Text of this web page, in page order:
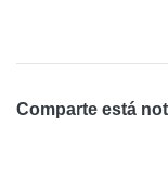
Comparte está